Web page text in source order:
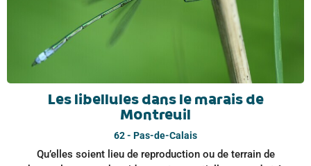
Les libellules dans le marais de
Montreuil
62 - Pas-de-Calais
Qu’elles soient lieu de reproduction ou de terrain de